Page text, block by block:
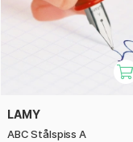
LAMY
ABC Stålspiss A